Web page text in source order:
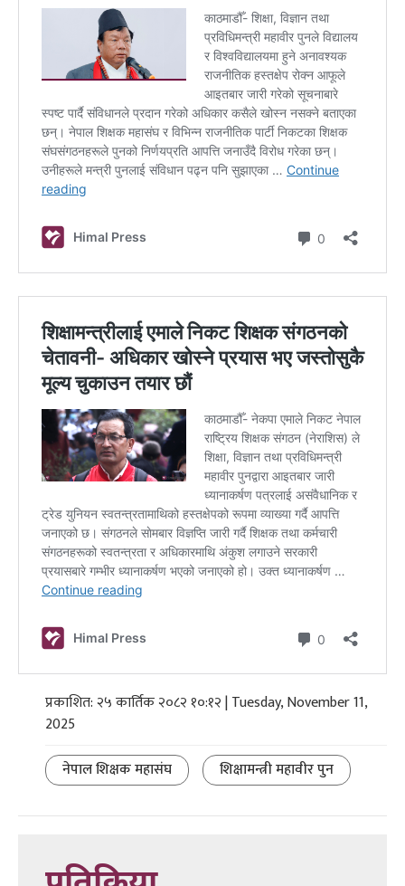
प्रकाशित: २५ कार्तिक २०८२ १०:१२ | Tuesday, November 11,
2025
नेपाल शिक्षक महासंघ
शिक्षामन्त्री महावीर पुन